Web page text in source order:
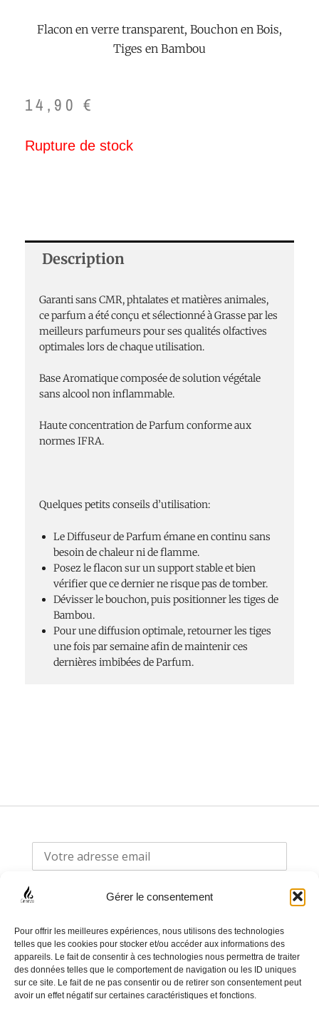
Gérer le consentement
Pour offrir les meilleures expériences, nous utilisons des technologies
telles que les cookies pour stocker et/ou accéder aux informations des
appareils. Le fait de consentir à ces technologies nous permettra de traiter
des données telles que le comportement de navigation ou les ID uniques
sur ce site. Le fait de ne pas consentir ou de retirer son consentement peut
avoir un effet négatif sur certaines caractéristiques et fonctions.
Flacon en verre transparent, Bouchon en Bois,
Tiges en Bambou
14,90€
Rupture de stock
Description
Garanti sans CMR, phtalates et matières animales,
ce parfum a été conçu et sélectionné à Grasse par les
meilleurs parfumeurs pour ses qualités olfactives
optimales lors de chaque utilisation.
Base Aromatique composée de solution végétale
sans alcool non inflammable.
Haute concentration de Parfum conforme aux
normes IFRA.
Quelques petits conseils d’utilisation:
Le Diffuseur de Parfum émane en continu sans
besoin de chaleur ni de flamme.
Posez le flacon sur un support stable et bien
vérifier que ce dernier ne risque pas de tomber.
Dévisser le bouchon, puis positionner les tiges de
Bambou.
Pour une diffusion optimale, retourner les tiges
une fois par semaine afin de maintenir ces
dernières imbibées de Parfum.
F
a
I
n